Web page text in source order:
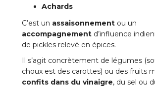
Achards
C’est un assaisonnement ou un
accompagnement d’influence
de pickles relevé en épices.
Il s’agit concrètement de légumes
choux est des carottes) ou des fruits
confits dans du vinaigre, du sel ou